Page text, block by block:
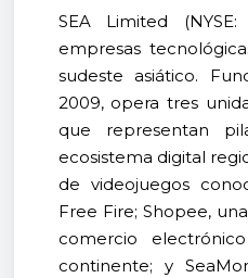
SEA Limited
empresas
sudeste asiático.
2009, opera tres
que representan
ecosistema digital
de videojuegos
Free Fire; Shopee,
comercio
continente; y